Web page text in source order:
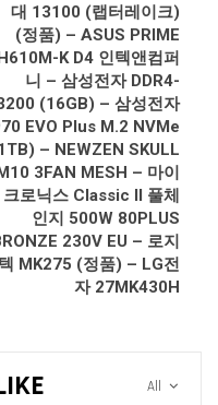
대 13100 (랩터레이크)
(정품) – ASUS PRIME
K D4 인텍앤컴퍼
니 – 삼성전자 DDR4-
(16GB) – 삼성전자
EVO Plus M.2 NVMe
– NEWZEN SKULL
3FAN MESH – 마이
크로닉스 Classic II 풀체
인지 500W 80PLUS
230V EU – 로지
텍 MK275 (정품) – LG전
자 27MK430H
All